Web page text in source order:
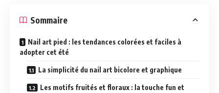
Sommaire
Nail art pied : les tendances colorées et faciles à
adopter cet été
La simplicité du nail art bicolore et graphique
Les motifs fruités et floraux : la touche fun et